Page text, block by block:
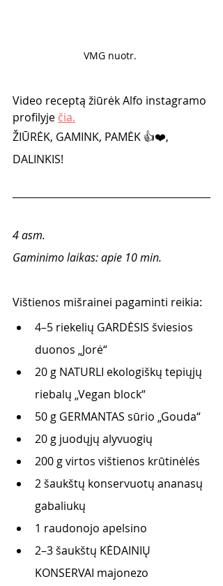
VMG nuotr.
Video receptą žiūrėk Alfo instagramo
profilyje čia.
ŽIŪRĖK, GAMINK, PAMĖK 👍❤️,
DALINKIS!
4 asm.
Gaminimo laikas: apie 10 min.
Vištienos mišrainei pagaminti reikia:
4–5 riekelių GARDĖSIS šviesios
duonos „Jorė“
20 g NATURLI ekologiškų tepiųjų
riebalų „Vegan block“
50 g GERMANTAS sūrio „Gouda“
20 g juodųjų alyvuogių
200 g virtos vištienos krūtinėlės
2 šaukštų konservuotų ananasų
gabaliukų
1 raudonojo apelsino
2–3 šaukštų KĖDAINIŲ
KONSERVAI majonezo